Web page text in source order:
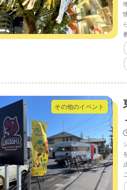
その他のイベント